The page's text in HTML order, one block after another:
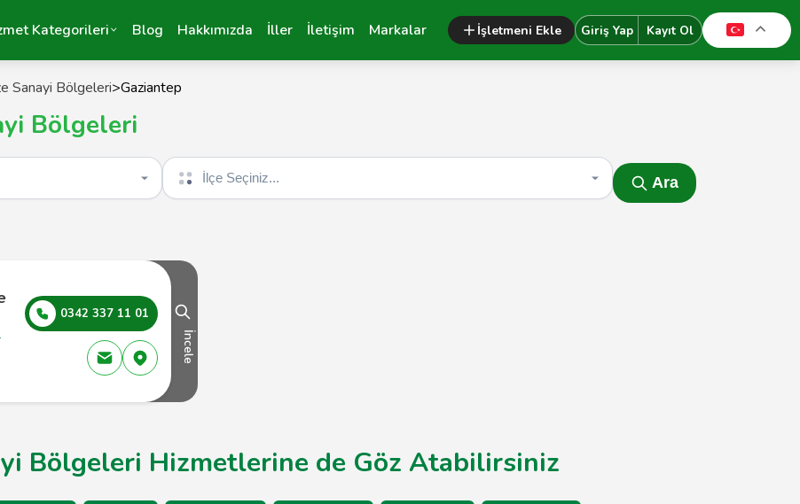
Kategorileri Blog Hakkımızda İller İletişim Markalar İşletmeni Ekle Giriş Yap Kayıt Ol
Sanayi Bölgeleri>Gaziantep
Bölgeleri
İlçe seçin
Ara
0342 337 11 01
İncele
Bölgeleri Hizmetlerine de Göz Atabilirsiniz